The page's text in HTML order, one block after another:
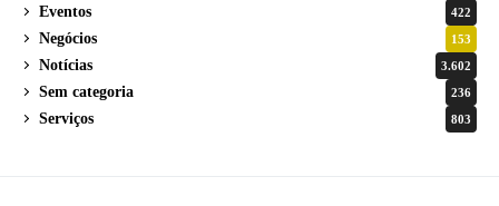
Eventos 422
Negócios 153
Notícias 3.602
Sem categoria 236
Serviços 803